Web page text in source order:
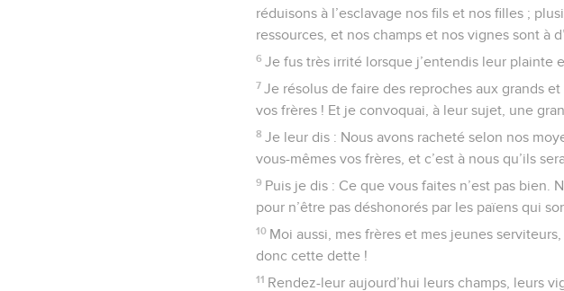
réduisons à l’esclavage nos fils et nos filles ;
ressources, et nos champs et nos vignes sont à
6 Je fus très irrité lorsque j’entendis leur plainte
7 Je résolus de faire des reproches aux grands
vos frères ! Et je convoquai, à leur sujet, une
8 Je leur dis : Nous avons racheté selon nos
vous-mêmes vos frères, et c’est à nous qu’ils
9 Puis je dis : Ce que vous faites n’est pas bien.
pour n’être pas déshonorés par les païens qui
10 Moi aussi, mes frères et mes jeunes
donc cette dette !
11 Rendez-leur aujourd’hui leurs champs, leurs